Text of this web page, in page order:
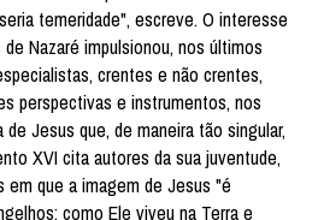
temeridade", escreve. O interesse
Nazaré impulsionou, nos últimos
crentes e não crentes,
perspectivas e instrumentos, nos
Jesus que, de maneira tão singular,
XVI cita autores da sua juventude,
em que a imagem de Jesus "é
como Ele viveu na Terra e